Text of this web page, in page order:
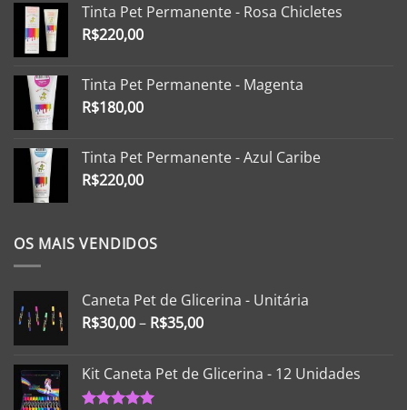
Tinta Pet Permanente - Rosa Chicletes
R$220,00
Tinta Pet Permanente - Magenta
R$180,00
Tinta Pet Permanente - Azul Caribe
R$220,00
OS MAIS VENDIDOS
Caneta Pet de Glicerina - Unitária
R$30,00– R$35,00
Kit Caneta Pet de Glicerina - 12 Unidades